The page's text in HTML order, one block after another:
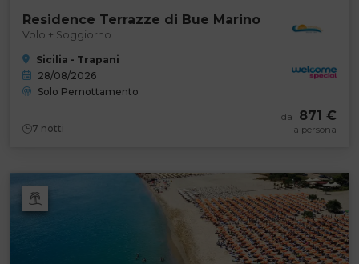
Residence Terrazze di Bue Marino
Volo + Soggiorno
Sicilia - Trapani
28/08/2026
Solo Pernottamento
7 notti
da 871 €
a persona